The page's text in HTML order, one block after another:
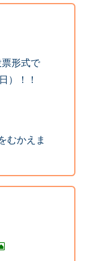
形式で
）！！
むかえま